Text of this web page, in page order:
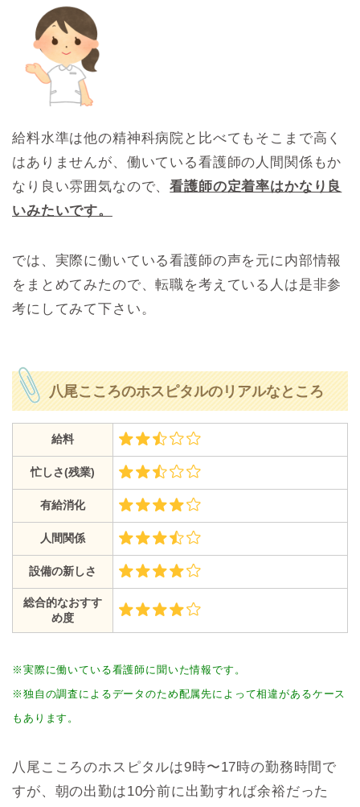
給料水準は他の精神科病院と比べてもそこまで高く
はありませんが、働いている看護師の人間関係もか
なり良い雰囲気なので、看護師の定着率はかなり良
いみたいです。
では、実際に働いている看護師の声を元に内部情報
をまとめてみたので、転職を考えている人は是非参
考にしてみて下さい。
八尾こころのホスピタルのリアルなところ
給料
忙しさ(残業)
有給消化
人間関係
設備の新しさ
総合的なおすす
め度
※実際に働いている看護師に聞いた情報です。
※独自の調査によるデータのため配属先によって相違があるケース
もあります。
八尾こころのホスピタルは9時〜17時の勤務時間で
すが、朝の出勤は10分前に出勤すれば余裕だった